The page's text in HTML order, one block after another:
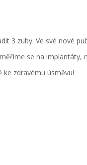
3 zuby. Ve své nové
se na implantáty,
zdravému úsměvu!